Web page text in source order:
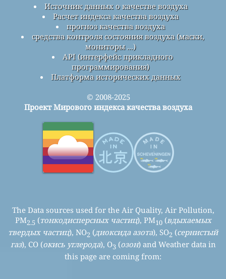
Источник данных о качестве воздуха
Расчет индекса качества воздуха
прогноз качества воздуха
средства контроля состояния воздуха (маски,
мониторы ...)
API (интерфейс прикладного
программирования)
Платформа исторических данных
© 2008-2025
Проект Мирового индекса качества воздуха
The Data sources used for the Air Quality, Air Pollution,
PM2.5 (тонкодисперсных частиц), PM10(вдыхаемых
твердых частиц), NO2 (диоксида азота), SO2 (сернистый
газ), CO (окись углерода), O3 (озон) and Weather data in
this page are coming from: